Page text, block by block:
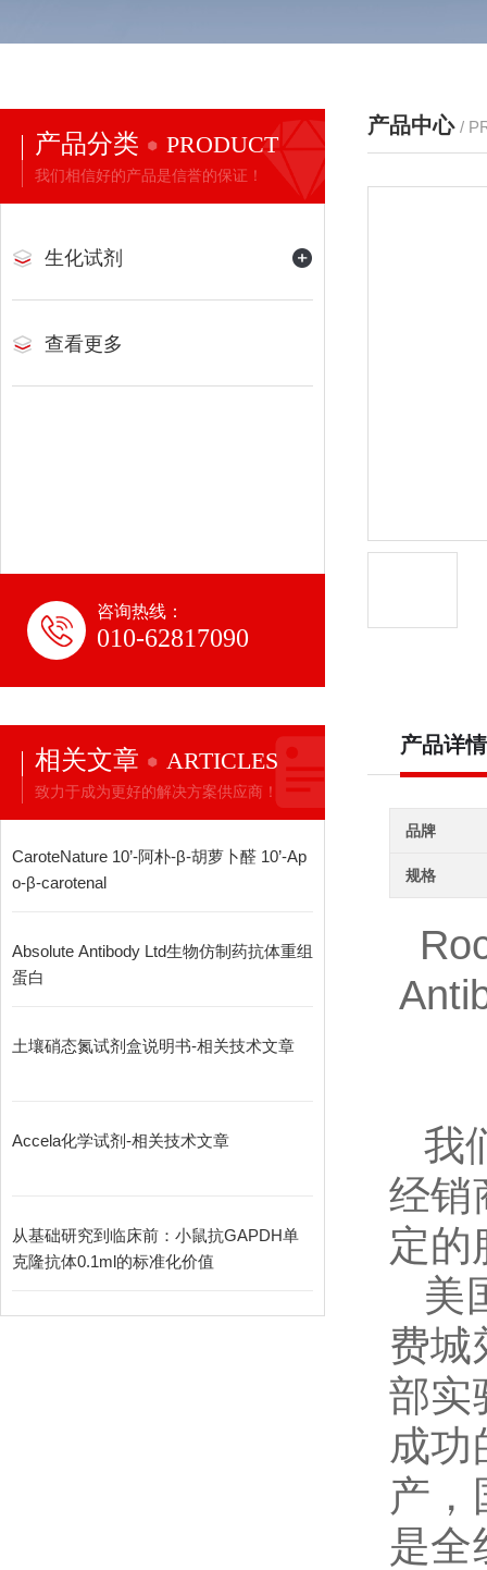
产品分类 PRODUCT
我们相信好的产品是信誉的保证！
生化试剂
查看更多
咨询热线：
010-62817090
相关文章 ARTICLES
致力于成为更好的解决方案供应商！
CaroteNature 10’-阿朴-β-胡萝卜醛 10’‐Ap
o‐β‐carotenal
Absolute Antibody Ltd生物仿制药抗体重组
蛋白
土壤硝态氮试剂盒说明书-相关技术文章
Accela化学试剂-相关技术文章
从基础研究到临床前：小鼠抗GAPDH单
克隆抗体0.1ml的标准化价值
产品中心 /
产品详情
品牌
规格
我
经销
定的
美
费城
部实
成功
产，
是全